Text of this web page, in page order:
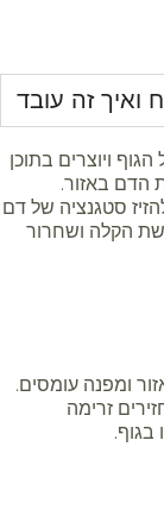
ואיך זה עובד
ויוצרים בתוכן
באזור.
סטגנציה של דם
הקלה ושחרור
ומפנה עומסים.
זרימה